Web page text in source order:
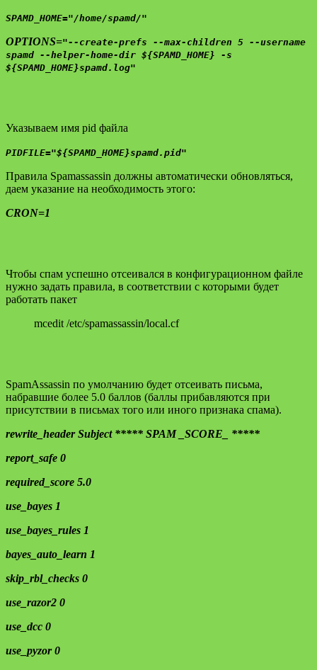
SPAMD_HOME="/home/spamd/"
OPTIONS="--create-prefs --max-children 5 --username
spamd --helper-home-dir ${SPAMD_HOME} -s
${SPAMD_HOME}spamd.log"
Указываем имя pid файла
PIDFILE="${SPAMD_HOME}spamd.pid"
Правила Spamassassin должны автоматически обновляться,
даем указание на необходимость этого:
CRON=1
Чтобы спам успешно отсеивался в конфигурационном файле
нужно задать правила, в соответствии с которыми будет
работать пакет
mcedit /etc/spamassassin/local.cf
SpamAssassin по умолчанию будет отсеивать письма,
набравшие более 5.0 баллов (баллы прибавляются при
присутствии в письмах того или иного признака спама).
rewrite_header Subject ***** SPAM _SCORE_ *****
report_safe 0
required_score 5.0
use_bayes 1
use_bayes_rules 1
bayes_auto_learn 1
skip_rbl_checks 0
use_razor2 0
use_dcc 0
use_pyzor 0